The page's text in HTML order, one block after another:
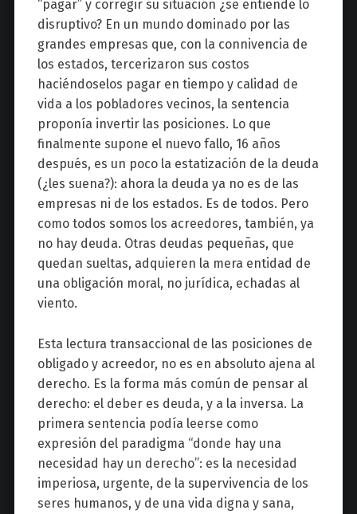
“pagar” y corregir su situación ¿se entiende lo
disruptivo? En un mundo dominado por las
grandes empresas que, con la connivencia de
los estados, tercerizaron sus costos
haciéndoselos pagar en tiempo y calidad de
vida a los pobladores vecinos, la sentencia
proponía invertir las posiciones. Lo que
finalmente supone el nuevo fallo, 16 años
después, es un poco la estatización de la deuda
(¿les suena?): ahora la deuda ya no es de las
empresas ni de los estados. Es de todos. Pero
como todos somos los acreedores, también, ya
no hay deuda. Otras deudas pequeñas, que
quedan sueltas, adquieren la mera entidad de
una obligación moral, no jurídica, echadas al
viento.
Esta lectura transaccional de las posiciones de
obligado y acreedor, no es en absoluto ajena al
derecho. Es la forma más común de pensar al
derecho: el deber es deuda, y a la inversa. La
primera sentencia podía leerse como
expresión del paradigma “donde hay una
necesidad hay un derecho”: es la necesidad
imperiosa, urgente, de la supervivencia de los
seres humanos, y de una vida digna y sana,